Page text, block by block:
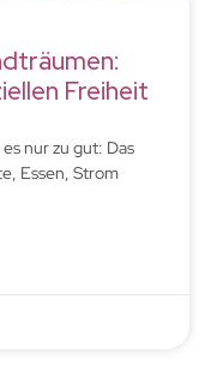
Freiheit
nur zu gut: Das
Essen, Strom